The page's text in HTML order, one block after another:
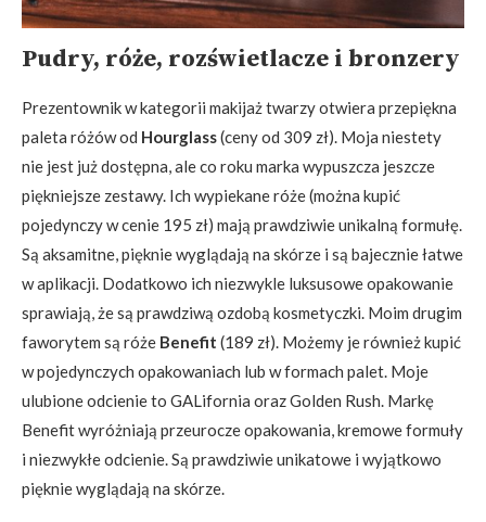
Pudry, róże, rozświetlacze i bronzery
Prezentownik w kategorii makijaż twarzy otwiera przepiękna
paleta różów od Hourglass(ceny od 309 zł). Moja niestety
nie jest już dostępna, ale co roku marka wypuszcza jeszcze
piękniejsze zestawy. Ich wypiekane róże (można kupić
pojedynczy w cenie 195 zł) mają prawdziwie unikalną formułę.
Są aksamitne, pięknie wyglądają na skórze i są bajecznie łatwe
w aplikacji. Dodatkowo ich niezwykle luksusowe opakowanie
sprawiają, że są prawdziwą ozdobą kosmetyczki. Moim drugim
faworytem są róże Benefit (189 zł). Możemy je również kupić
w pojedynczych opakowaniach lub w formach palet. Moje
ulubione odcienie to GALifornia oraz Golden Rush. Markę
Benefit wyróżniają przeurocze opakowania, kremowe formuły
i niezwykłe odcienie. Są prawdziwie unikatowe i wyjątkowo
pięknie wyglądają na skórze.